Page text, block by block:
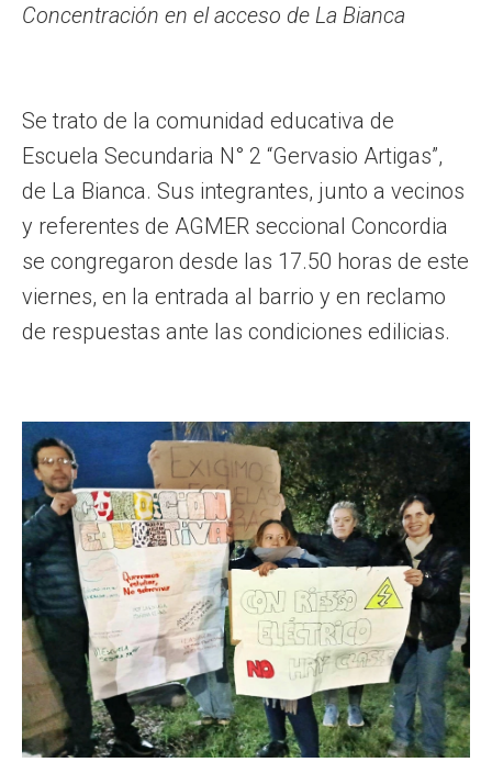
Concentración en el acceso de La Bianca
Se trato de la comunidad educativa de
Escuela Secundaria N° 2 “Gervasio Artigas”,
de La Bianca. Sus integrantes, junto a vecinos
y referentes de AGMER seccional Concordia
se congregaron desde las 17.50 horas de este
viernes, en la entrada al barrio y en reclamo
de respuestas ante las condiciones edilicias.